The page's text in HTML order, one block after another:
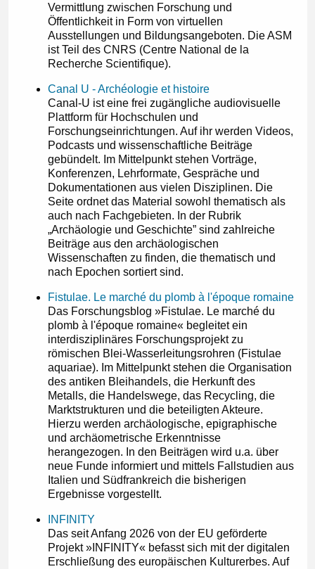
Vermittlung zwischen Forschung und
Öffentlichkeit in Form von virtuellen
Ausstellungen und Bildungsangeboten. Die ASM
ist Teil des CNRS (Centre National de la
Recherche Scientifique).
Canal U - Archéologie et histoire
Canal-U ist eine frei zugängliche audiovisuelle
Plattform für Hochschulen und
Forschungseinrichtungen. Auf ihr werden Videos,
Podcasts und wissenschaftliche Beiträge
gebündelt. Im Mittelpunkt stehen Vorträge,
Konferenzen, Lehrformate, Gespräche und
Dokumentationen aus vielen Disziplinen. Die
Seite ordnet das Material sowohl thematisch als
auch nach Fachgebieten. In der Rubrik
„Archäologie und Geschichte” sind zahlreiche
Beiträge aus den archäologischen
Wissenschaften zu finden, die thematisch und
nach Epochen sortiert sind.
Fistulae. Le marché du plomb à l'époque romaine
Das Forschungsblog »Fistulae. Le marché du
plomb à l'époque romaine« begleitet ein
interdisziplinäres Forschungsprojekt zu
römischen Blei-Wasserleitungsrohren (Fistulae
aquariae). Im Mittelpunkt stehen die Organisation
des antiken Bleihandels, die Herkunft des
Metalls, die Handelswege, das Recycling, die
Marktstrukturen und die beteiligten Akteure.
Hierzu werden archäologische, epigraphische
und archäometrische Erkenntnisse
herangezogen. In den Beiträgen wird u.a. über
neue Funde informiert und mittels Fallstudien aus
Italien und Südfrankreich die bisherigen
Ergebnisse vorgestellt.
INFINITY
Das seit Anfang 2026 von der EU geförderte
Projekt »INFINITY« befasst sich mit der digitalen
Erschließung des europäischen Kulturerbes. Auf